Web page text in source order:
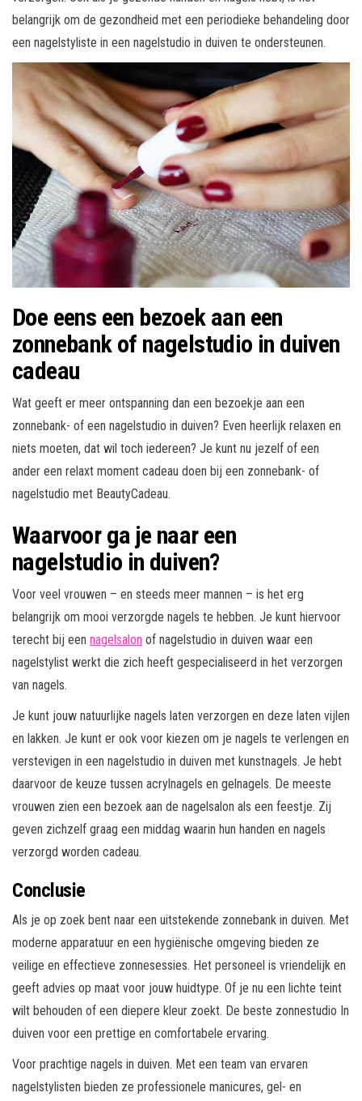
belangrijk om de gezondheid met een periodieke behandeling door
een nagelstyliste in een nagelstudio in duiven te ondersteunen.
Doe eens een bezoek aan een
zonnebank of nagelstudio in duiven
cadeau
Wat geeft er meer ontspanning dan een bezoekje aan een
zonnebank- of een nagelstudio in duiven? Even heerlijk relaxen en
niets moeten, dat wil toch iedereen? Je kunt nu jezelf of een
ander een relaxt moment cadeau doen bij een zonnebank- of
nagelstudio met BeautyCadeau.
Waarvoor ga je naar een
nagelstudio in duiven?
Voor veel vrouwen – en steeds meer mannen – is het erg
belangrijk om mooi verzorgde nagels te hebben. Je kunt hiervoor
terecht bij een nagelsalon of nagelstudio in duiven waar een
nagelstylist werkt die zich heeft gespecialiseerd in het verzorgen
van nagels.
Je kunt jouw natuurlijke nagels laten verzorgen en deze laten vijlen
en lakken. Je kunt er ook voor kiezen om je nagels te verlengen en
verstevigen in een nagelstudio in duiven met kunstnagels. Je hebt
daarvoor de keuze tussen acrylnagels en gelnagels. De meeste
vrouwen zien een bezoek aan de nagelsalon als een feestje. Zij
geven zichzelf graag een middag waarin hun handen en nagels
verzorgd worden cadeau.
Conclusie
Als je op zoek bent naar een uitstekende zonnebank in duiven. Met
moderne apparatuur en een hygiënische omgeving bieden ze
veilige en effectieve zonnesessies. Het personeel is vriendelijk en
geeft advies op maat voor jouw huidtype. Of je nu een lichte teint
wilt behouden of een diepere kleur zoekt. De beste zonnestudio In
duiven voor een prettige en comfortabele ervaring.
Voor prachtige nagels in duiven. Met een team van ervaren
nagelstylisten bieden ze professionele manicures, gel- en